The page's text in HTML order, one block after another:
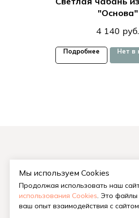
"Основа"
4 140 руб.
Подробнее Нет в
Мы используем Cookies
Продолжая использовать наш
использования Cookies. Это файлы
ваш опыт взаимодействия с